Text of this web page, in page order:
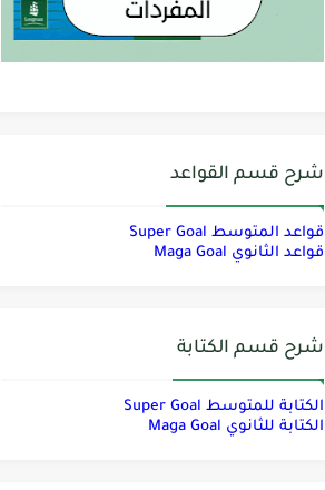
شرح قسم القواعد
قواعد المتوسط Super Goal
قواعد الثانوي Maga Goal
شرح قسم الكتابة
الكتابة للمتوسط Super Goal
الكتابة للثانوي Maga Goal